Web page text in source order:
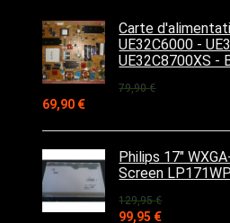
Carte
UE32C6000 -
UE32C8700XS -
79,90€
Le
initial
était :
79,90 €.
69,90 €Le
actuel
est :
69,90 €.
Philips 17"
Screen
129,95€
Le
99,95 €Le